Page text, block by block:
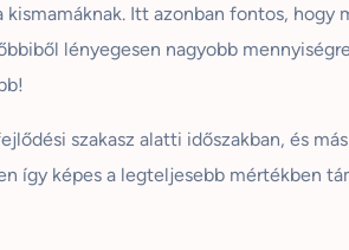
Itt azonban fontos, hogy
lényegesen nagyobb
szakasz alatti időszakban, és
így képes a legteljesebb mértékben